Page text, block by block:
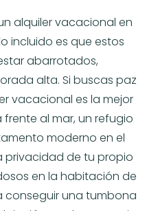
alquiler vacacional en
incluido es que estos
abarrotados,
alta. Si buscas paz
vacacional es la mejor
al mar, un refugio
moderno en el
privacidad de tu propio
en la habitación de
conseguir una tumbona